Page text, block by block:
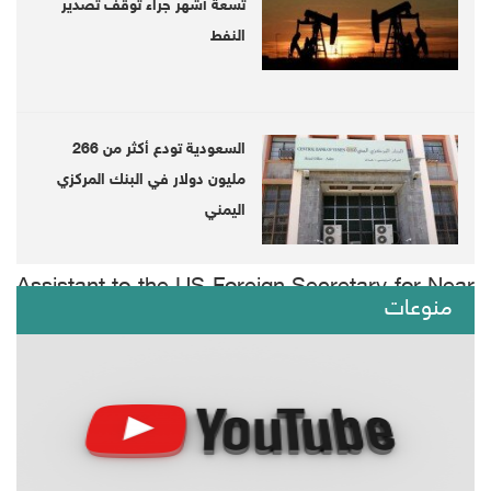
Food assistances for Yemen, archive
Food assistances for Yemen, archive
Assistant to the US Foreign Secretary for Near
Eastern affairs on Friday accused the Houthi
from arriving in Yemen.
Houthis deny access of humanitarian
تسعة أشهر جراء توقف تصدير
النفط
السعودية تودع أكثر من 266
مليون دولار في البنك المركزي
اليمني
منوعات